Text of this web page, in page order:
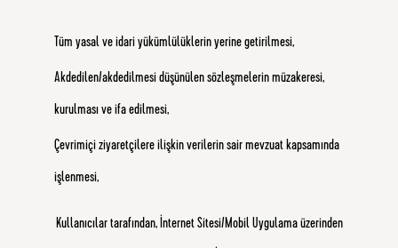
Tüm yasal ve idari yükümlülüklerin yerine getirilmesi,
Akdedilen/akdedilmesi düşünülen sözleşmelerin müzakeresi,
kurulması ve ifa edilmesi,
Çevrimiçi ziyaretçilere ilişkin verilerin sair mevzuat kapsamında
işlenmesi,
Kullanıcılar tarafından, İnternet Sitesi/Mobil Uygulama üzerinden